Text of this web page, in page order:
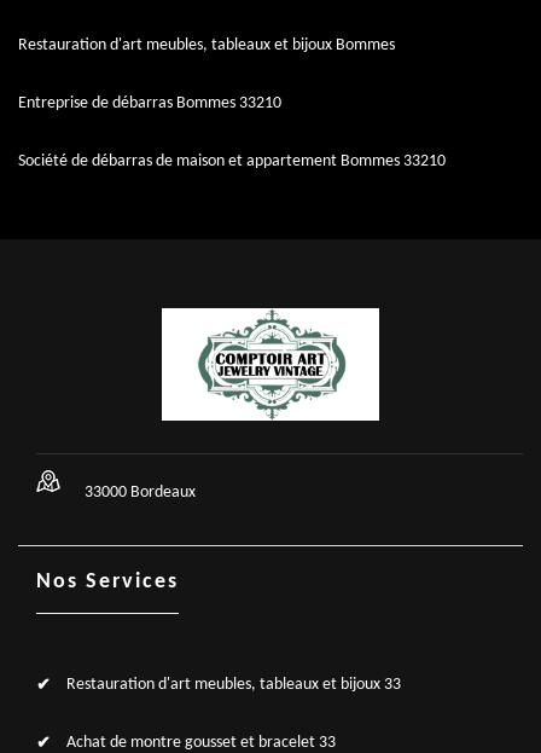
Restauration d'art meubles, tableaux et bijoux Bommes
Entreprise de débarras Bommes 33210
Société de débarras de maison et appartement Bommes 33210
33000 Bordeaux
Nos Services
Restauration d'art meubles, tableaux et bijoux 33
Achat de montre gousset et bracelet 33